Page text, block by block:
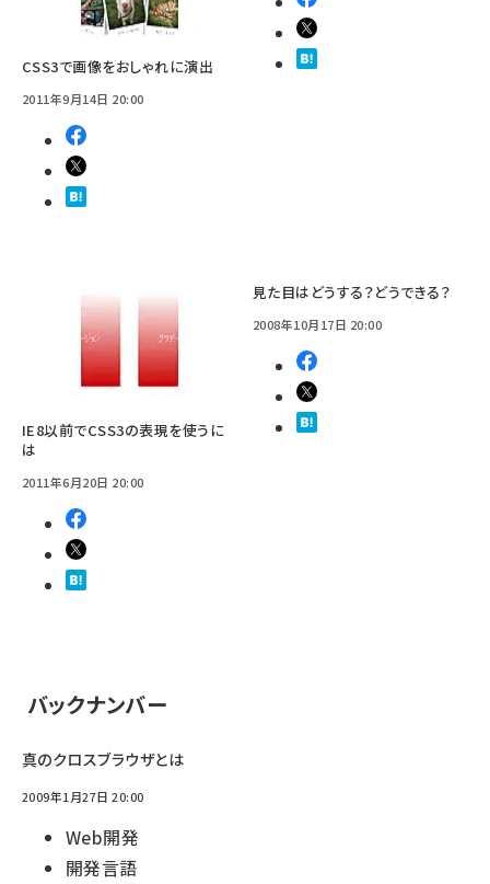
CSS3で画像をおしゃれに演出
2011年9月14日 20:00
IE8以前でCSS3の表現を使うに
は
2011年6月20日 20:00
見た目はどうする？どうできる？
2008年10月17日 20:00
バックナンバー
真のクロスブラウザとは
2009年1月27日 20:00
Web開発
開発言語